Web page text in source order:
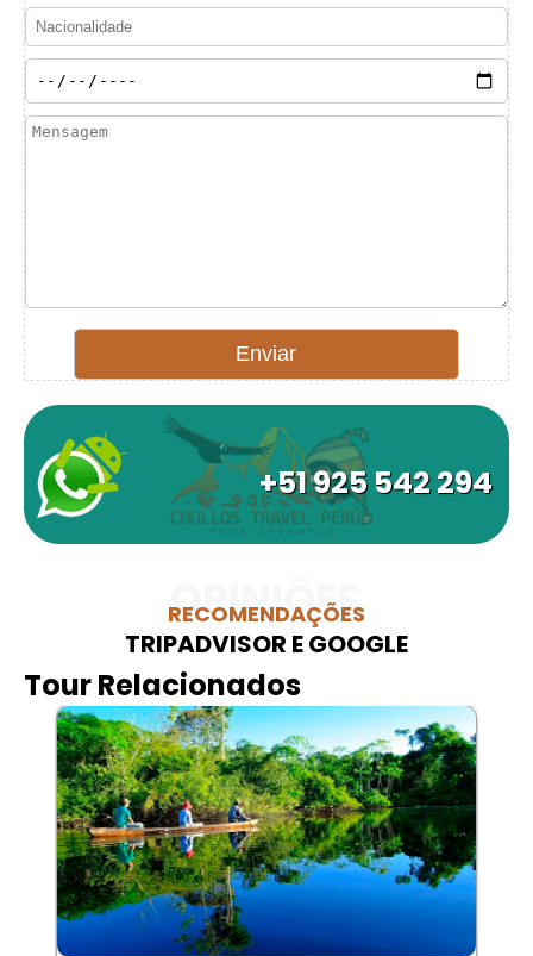
+51 925 542 294
OPINIÕES
RECOMENDAÇÕES
TRIPADVISOR E GOOGLE
Tour Relacionados